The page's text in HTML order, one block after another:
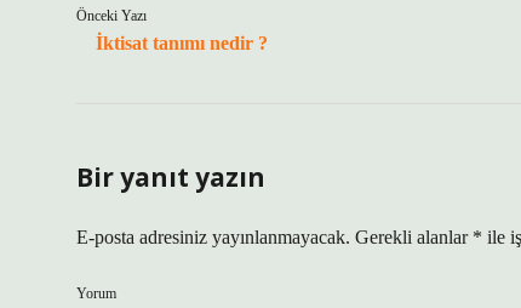
Önceki Yazı
İktisat tanımı nedir ?
Bir yanıt yazın
E-posta adresiniz yayınlanmayacak. Gerekli alanlar * ile
Yorum